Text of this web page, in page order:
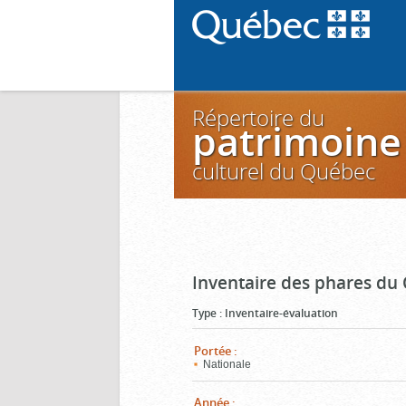
Répertoire du
patrimoine
culturel du Québec
Inventaire des phares du
Type : Inventaire-évaluation
Portée :
Nationale